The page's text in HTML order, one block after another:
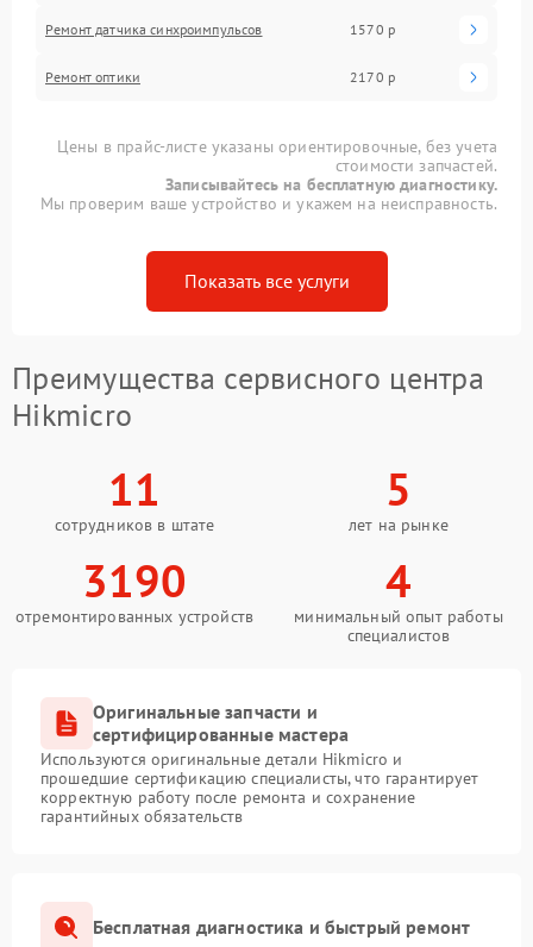
Ремонт датчика синхроимпульсов 1570 р
Ремонт оптики 2170 р
Цены в прайс-листе указаны ориентировочные, без учета
стоимости запчастей.
Записывайтесь на бесплатную диагностику.
Мы проверим ваше устройство и укажем на неисправность.
Показать все услуги
Преимущества сервисного центра
Hikmicro
11
сотрудников в штате
5
лет на рынке
3190
отремонтированных устройств
4
минимальный опыт работы
специалистов
Оригинальные запчасти и
сертифицированные мастера
Используются оригинальные детали Hikmicro и
прошедшие сертификацию специалисты, что гарантирует
корректную работу после ремонта и сохранение
гарантийных обязательств
Бесплатная диагностика и быстрый ремонт